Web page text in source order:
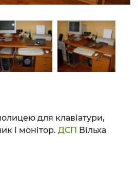
для клавіатури,
і монітор. ДСП Вільха